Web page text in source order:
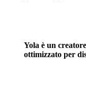
Yola è un
ottimizzato per